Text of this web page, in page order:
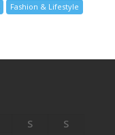
Fashion & Lifestyle
S
S